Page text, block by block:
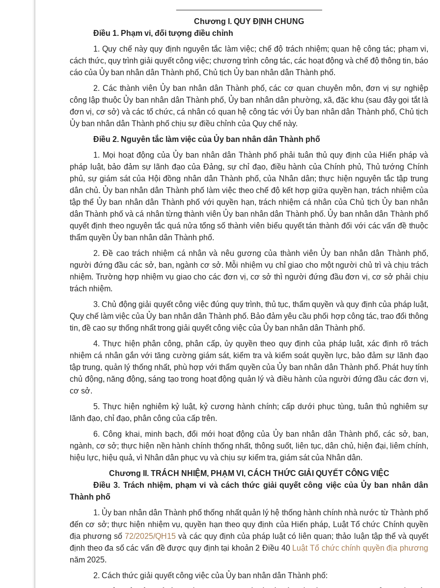
Chương I. QUY ĐỊNH CHUNG
Điều 1. Phạm vi, đối tượng điều chỉnh
1. Quy chế này quy định nguyên tắc làm việc; chế độ trách nhiệm; quan hệ công tác; phạm vi,
cách thức, quy trình giải quyết công việc; chương trình công tác, các hoạt động và chế độ thông tin, báo
cáo của Ủy ban nhân dân Thành phố, Chủ tịch Ủy ban nhân dân Thành phố.
2. Các thành viên Ủy ban nhân dân Thành phố, các cơ quan chuyên môn, đơn vị sự nghiệp
công lập thuộc Ủy ban nhân dân Thành phố, Ủy ban nhân dân phường, xã, đặc khu (sau đây gọi tắt là
đơn vị, cơ sở) và các tổ chức, cá nhân có quan hệ công tác với Ủy ban nhân dân Thành phố, Chủ tịch
Ủy ban nhân dân Thành phố chịu sự điều chỉnh của Quy chế này.
Điều 2. Nguyên tắc làm việc của Ủy ban nhân dân Thành phố
1. Mọi hoạt động của Ủy ban nhân dân Thành phố phải tuân thủ quy định của Hiến pháp và
pháp luật, bảo đảm sự lãnh đạo của Đảng, sự chỉ đạo, điều hành của Chính phủ, Thủ tướng Chính
phủ, sự giám sát của Hội đồng nhân dân Thành phố, của Nhân dân; thực hiện nguyên tắc tập trung
dân chủ. Ủy ban nhân dân Thành phố làm việc theo chế độ kết hợp giữa quyền hạn, trách nhiệm của
tập thể Ủy ban nhân dân Thành phố với quyền hạn, trách nhiệm cá nhân của Chủ tịch Ủy ban nhân
dân Thành phố và cá nhân từng thành viên Ủy ban nhân dân Thành phố. Ủy ban nhân dân Thành phố
quyết định theo nguyên tắc quá nửa tổng số thành viên biểu quyết tán thành đối với các vấn đề thuộc
thẩm quyền Ủy ban nhân dân Thành phố.
2. Đề cao trách nhiệm cá nhân và nêu gương của thành viên Ủy ban nhân dân Thành phố,
người đứng đầu các sở, ban, ngành cơ sở. Mỗi nhiệm vụ chỉ giao cho một người chủ trì và chịu trách
nhiệm. Trường hợp nhiệm vụ giao cho các đơn vị, cơ sở thì người đứng đầu đơn vị, cơ sở phải chịu
trách nhiệm.
3. Chủ động giải quyết công việc đúng quy trình, thủ tục, thẩm quyền và quy định của pháp luật,
Quy chế làm việc của Ủy ban nhân dân Thành phố. Bảo đảm yêu cầu phối hợp công tác, trao đổi thông
tin, đề cao sự thống nhất trong giải quyết công việc của Ủy ban nhân dân Thành phố.
4. Thực hiện phân công, phân cấp, ủy quyền theo quy định của pháp luật, xác định rõ trách
nhiệm cá nhân gắn với tăng cường giám sát, kiểm tra và kiểm soát quyền lực, bảo đảm sự lãnh đạo
tập trung, quản lý thống nhất, phù hợp với thẩm quyền của Ủy ban nhân dân Thành phố. Phát huy tính
chủ động, năng động, sáng tạo trong hoạt động quản lý và điều hành của người đứng đầu các đơn vị,
cơ sở.
5. Thực hiện nghiêm kỷ luật, kỷ cương hành chính; cấp dưới phục tùng, tuân thủ nghiêm sự
lãnh đạo, chỉ đạo, phân công của cấp trên.
6. Công khai, minh bạch, đổi mới hoạt động của Ủy ban nhân dân Thành phố, các sở, ban,
ngành, cơ sở; thực hiện nền hành chính thống nhất, thông suốt, liên tục, dân chủ, hiện đại, liêm chính,
hiệu lực, hiệu quả, vì Nhân dân phục vụ và chịu sự kiểm tra, giám sát của Nhân dân.
Chương II. TRÁCH NHIỆM, PHẠM VI, CÁCH THỨC GIẢI QUYẾT CÔNG VIỆC
Điều 3. Trách nhiệm, phạm vi và cách thức giải quyết công việc của Ủy ban nhân dân
Thành phố
1. Ủy ban nhân dân Thành phố thống nhất quản lý hệ thống hành chính nhà nước từ Thành phố
đến cơ sở; thực hiện nhiệm vụ, quyền hạn theo quy định của Hiến pháp, Luật Tổ chức Chính quyền
địa phương số72/2025/QH15 và các quy định của pháp luật có liên quan; thảo luận tập thể và quyết
định theo đa số các vấn đề được quy định tại khoản 2 Điều 40 Luật Tổ chức chính quyền địa phương
năm 2025.
2. Cách thức giải quyết công việc của Ủy ban nhân dân Thành phố: